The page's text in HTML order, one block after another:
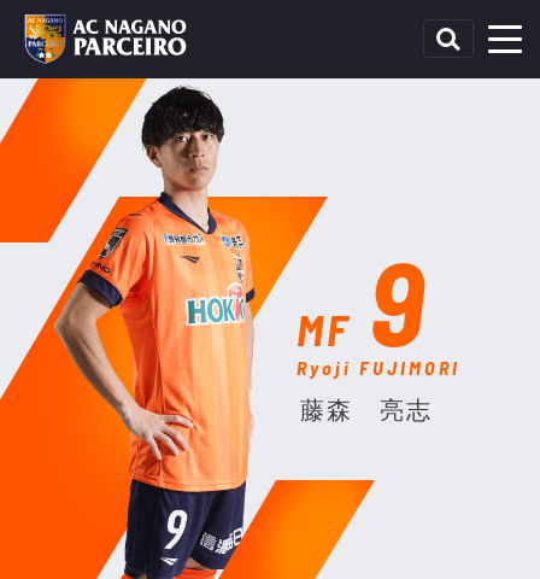
MF 9
Ryoji FUJIMORI
藤森 亮志